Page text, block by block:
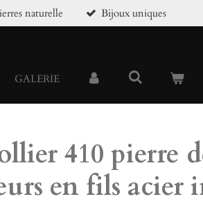
naturelle Bijoux uniques
GALERIE
410 pierre
en fils acier